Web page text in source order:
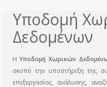
Υποδομή
Δεδομένων
ΗΥποδομή Χωρικών
σκοπό την υποστήριξη της
επεξεργασίας, ανάλυσης,